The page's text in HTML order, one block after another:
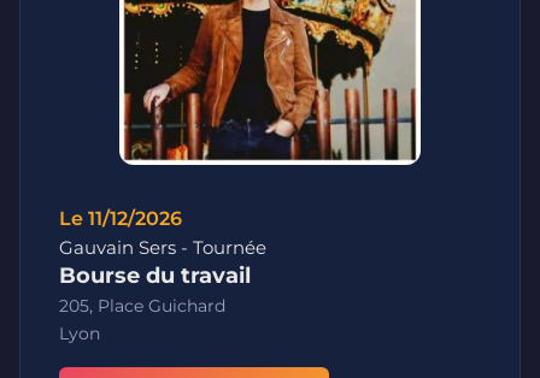
Le 11/12/2026
Gauvain Sers - Tournée
Bourse du travail
205, Place Guichard
Lyon